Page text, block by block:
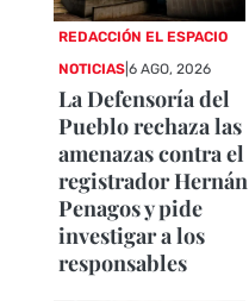
REDACCIÓN EL ESPACIO
NOTICIAS |6 AGO, 2026
La Defensoría del
Pueblo rechaza las
amenazas contra el
registrador Hernán
Penagos y pide
investigar a los
responsables